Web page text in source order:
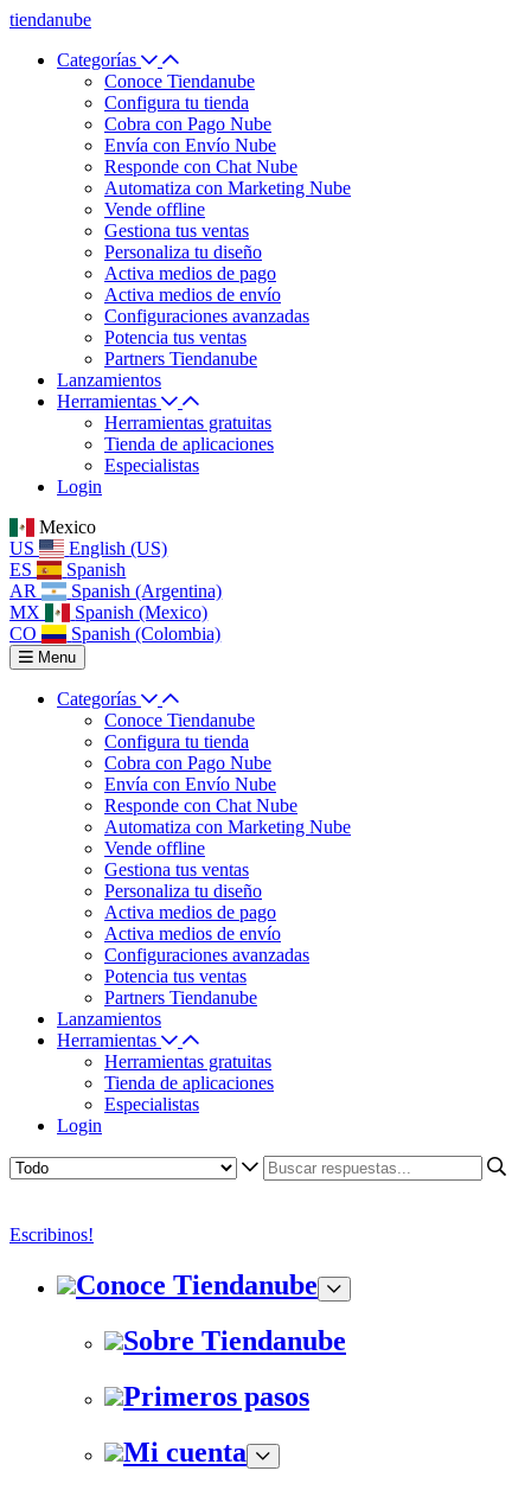
tiendanube
Categorías
Conoce Tiendanube
Configura tu tienda
Cobra con Pago Nube
Envía con Envío Nube
Responde con Chat Nube
Automatiza con Marketing Nube
Vende offline
Gestiona tus ventas
Personaliza tu diseño
Activa medios de pago
Activa medios de envío
Configuraciones avanzadas
Potencia tus ventas
Partners Tiendanube
Lanzamientos
Herramientas
Herramientas gratuitas
Tienda de aplicaciones
Especialistas
Login
Mexico
US
English (US)
ES
Spanish
AR
Spanish (Argentina)
MX
Spanish (Mexico)
CO
Spanish (Colombia)
Menu
Categorías
Conoce Tiendanube
Configura tu tienda
Cobra con Pago Nube
Envía con Envío Nube
Responde con Chat Nube
Automatiza con Marketing Nube
Vende offline
Gestiona tus ventas
Personaliza tu diseño
Activa medios de pago
Activa medios de envío
Configuraciones avanzadas
Potencia tus ventas
Partners Tiendanube
Lanzamientos
Herramientas
Herramientas gratuitas
Tienda de aplicaciones
Especialistas
Login
Escribinos!
Conoce Tiendanube
Sobre Tiendanube
Primeros pasos
Mi cuenta